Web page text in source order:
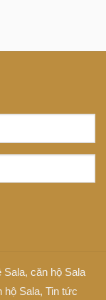
Sala, căn hộ Sala
hộ Sala, Tin tức